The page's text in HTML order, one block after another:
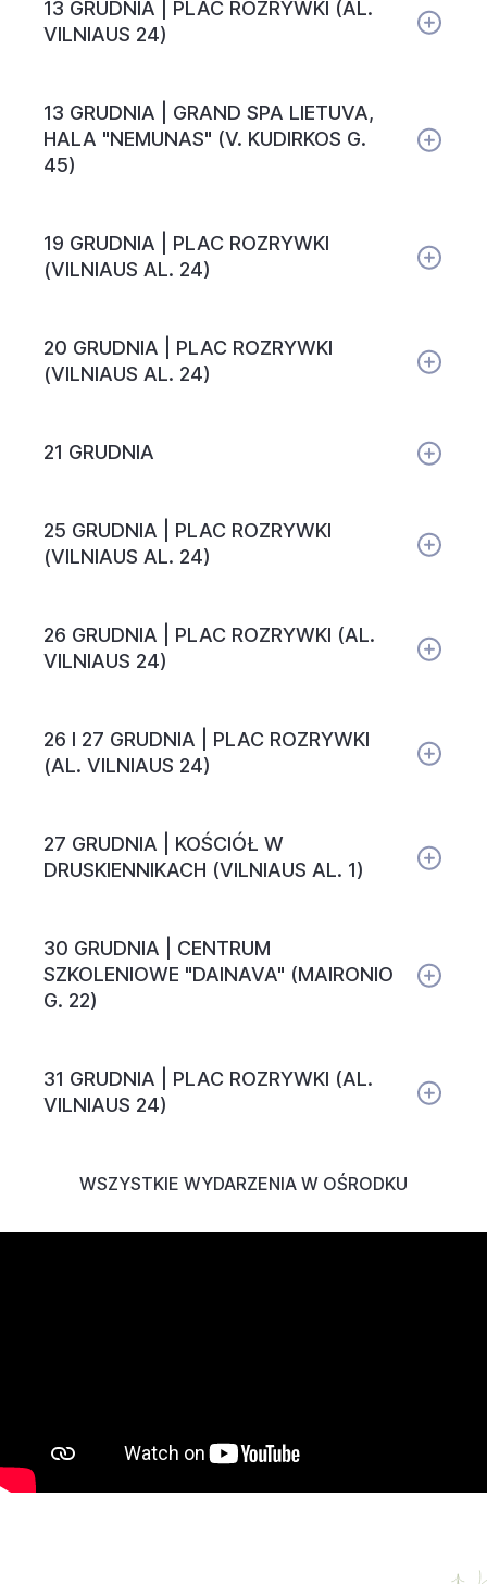
13 GRUDNIA | PLAC ROZRYWKI (AL.
VILNIAUS 24)
13 GRUDNIA | GRAND SPA LIETUVA,
HALA "NEMUNAS" (V. KUDIRKOS G.
45)
19 GRUDNIA | PLAC ROZRYWKI
(VILNIAUS AL. 24)
20 GRUDNIA | PLAC ROZRYWKI
(VILNIAUS AL. 24)
21 GRUDNIA
25 GRUDNIA | PLAC ROZRYWKI
(VILNIAUS AL. 24)
26 GRUDNIA | PLAC ROZRYWKI (AL.
VILNIAUS 24)
26 I 27 GRUDNIA | PLAC ROZRYWKI
(AL. VILNIAUS 24)
27 GRUDNIA | KOŚCIÓŁ W
DRUSKIENNIKACH (VILNIAUS AL. 1)
30 GRUDNIA | CENTRUM
SZKOLENIOWE "DAINAVA" (MAIRONIO
G. 22)
31 GRUDNIA | PLAC ROZRYWKI (AL.
VILNIAUS 24)
WSZYSTKIE WYDARZENIA W OŚRODKU